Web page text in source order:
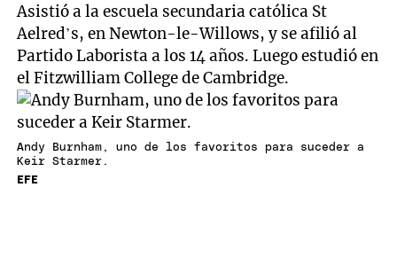
Asistió a la escuela secundaria católica St
Aelred’s, en Newton-le-Willows, y se afilió al
Partido Laborista a los 14 años. Luego estudió en
el Fitzwilliam College de Cambridge.
Andy Burnham, uno de los favoritos para suceder a
Keir Starmer.
EFE